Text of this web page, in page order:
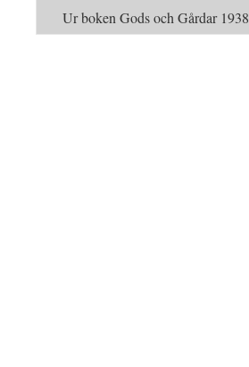
Ur boken Gods och Gårdar 1938